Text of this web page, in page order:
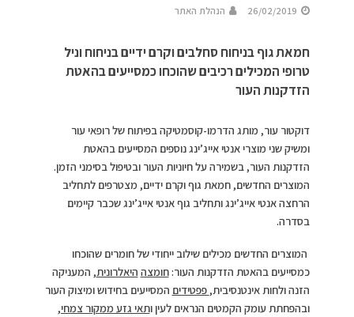
26/02/2019 הנהלת האתר
חמאת גוף בניחוח סחלבים וקרם ידיים בניחוח וניל
טרופי המכילים רכיבים שהוכחו כמסייעים בהאטת
הזדקנות העור
דוקטור עור, מותג הדרמו-קוסמטיקה בפיתוח של רופאי עור
ומשיק שני מוצרי אנטי אייג’ינג נוספים המסייעים בהאטת
הזדקנות העור, בשמירה על חיוניות העור ובטיפול בסימני הזמן.
המוצרים החדשים, חמאת גוף וקרם ידיים, מצטרפים לתחליב
הרחצה אנטי אייג’ינג ותחליב גוף אנטי אייג’ינג שכבר קיימים
בסדרה.
המוצרים החדשים מכילים שילוב ייחודי של חומרים שהוכחו
כמסייעים בהאטת הזדקנות העור:חומצה היאלרונית, המעניקה
הזנה ולחות אינטנסיבית, פפטידים המסייעים בחידוש ומיצוק העור
ובהפחתת עומק הקמטים הנראים לעין ותאי גזע ממקור צמחי,